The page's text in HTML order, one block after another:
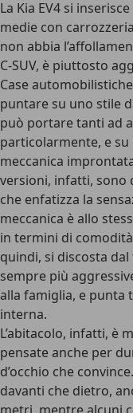
La Kia EV4 si
medie con
non abbia
C-SUV, è piuttosto
Case
puntare su uno stile
può portare tanti ad
particolarmente, e
meccanica
versioni, infatti, sono
che enfatizza la
meccanica è allo
in termini di
quindi, si discosta
sempre più
alla famiglia, e punta
interna.
L’abitacolo, infatti, è
pensate anche per
d’occhio che convince.
davanti che dietro,